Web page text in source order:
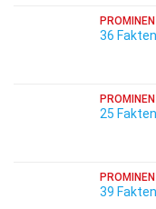
36
25
39